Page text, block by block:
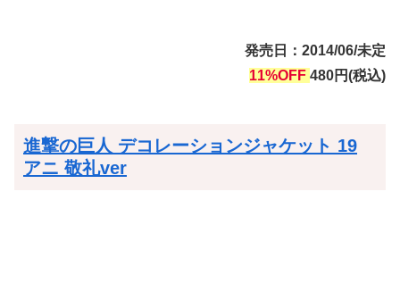
発売日：2014/06/未定
11%OFF 480円(税込)
進撃の巨人 デコレーションジャケット 19
アニ 敬礼ver